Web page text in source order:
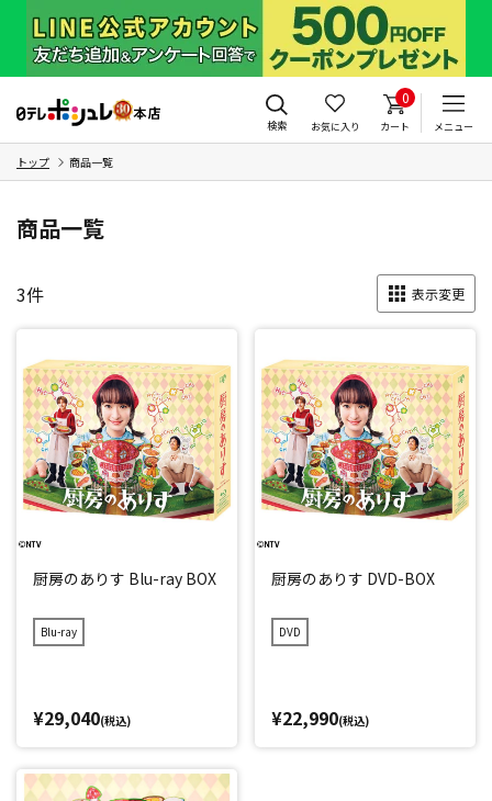
検索 お気に入り
0
カート メニュー
トップ 商品一覧
商品一覧
3件 表示変更
厨房のありす Blu-ray BOX
Blu-ray
¥29,040(税込)
厨房のありす DVD-BOX
DVD
¥22,990(税込)